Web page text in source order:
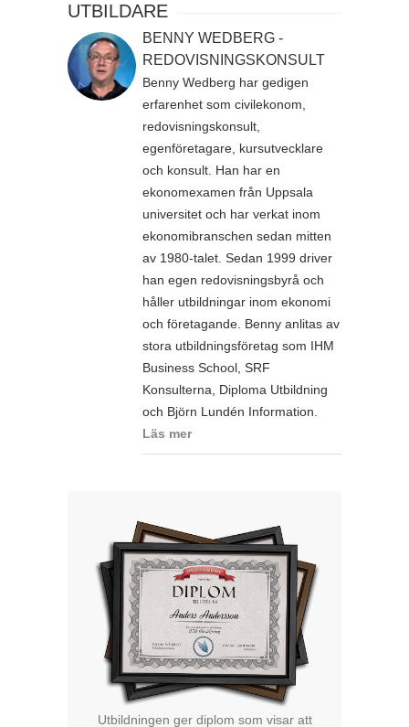
UTBILDARE
BENNY WEDBERG -
REDOVISNINGSKONSULT
Benny Wedberg har gedigen
erfarenhet som civilekonom,
redovisningskonsult,
egenföretagare, kursutvecklare
och konsult. Han har en
ekonomexamen från Uppsala
universitet och har verkat inom
ekonomibranschen sedan mitten
av 1980-talet. Sedan 1999 driver
han egen redovisningsbyrå och
håller utbildningar inom ekonomi
och företagande. Benny anlitas av
stora utbildningsföretag som IHM
Business School, SRF
Konsulterna, Diploma Utbildning
och Björn Lundén Information.
Läs mer
Utbildningen ger diplom som visar att